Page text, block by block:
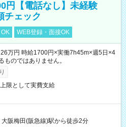
円【電話なし】未経験
チェック
WEB登録・面接OK
万円 時給1700円×実働7h45m×週5日×4
のではありません。
限として実費支給
大阪梅田(阪急線)駅から徒歩2分